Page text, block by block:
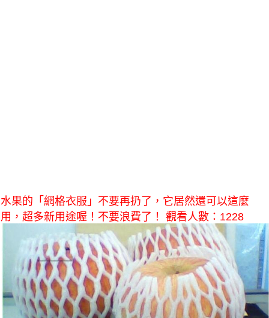
水果的「網格衣服」不要再扔了，它居然還可以這麼
用，超多新用途喔！不要浪費了！ 觀看人數：1228